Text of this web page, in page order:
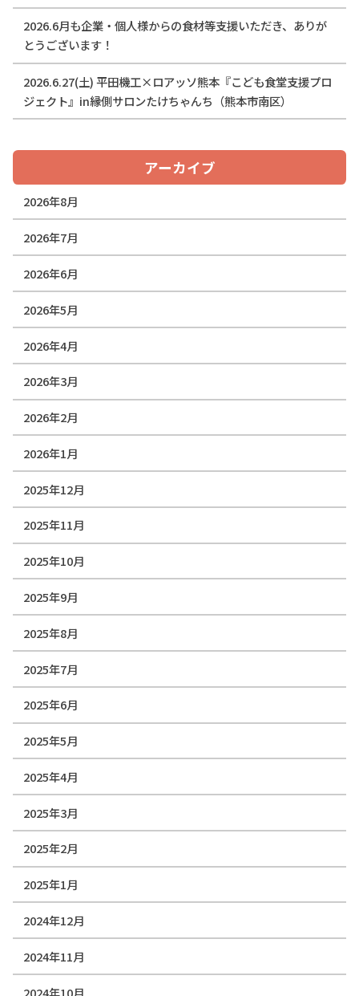
2026.6月も企業・個人様からの食材等支援いただき、ありが
とうございます！
2026.6.27(土) 平田機工×ロアッソ熊本『こども食堂支援プロ
ジェクト』in縁側サロンたけちゃんち（熊本市南区）
アーカイブ
2026年8月
2026年7月
2026年6月
2026年5月
2026年4月
2026年3月
2026年2月
2026年1月
2025年12月
2025年11月
2025年10月
2025年9月
2025年8月
2025年7月
2025年6月
2025年5月
2025年4月
2025年3月
2025年2月
2025年1月
2024年12月
2024年11月
2024年10月